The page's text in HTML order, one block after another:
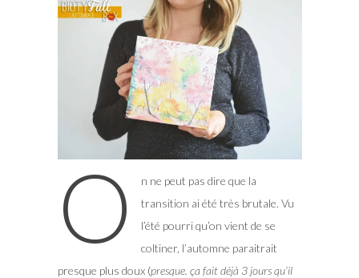
O
n ne peut pas dire que la
transition ai été très brutale. Vu
l’été pourri qu’on vient de se
coltiner, l’automne paraitrait
presque plus doux (presque. ça fait déjà 3 jours qu’il